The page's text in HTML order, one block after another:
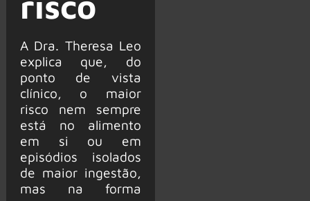
A Dra. Theresa Leo
explica que, do
ponto de vista
clínico, o maior
risco nem sempre
está no alimento
em si ou em
episódios isolados
de maior ingestão,
mas na forma